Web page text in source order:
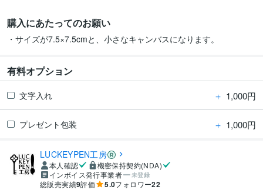
購入にあたってのお願い
・サイズが7.5×7.5cmと、小さなキャンバスになります。
有料オプション
文字入れ ＋ 1,000円
プレゼント包装 ＋ 1,000円
LUCKEYPEN工房
本人確認
機密保持契約(NDA)
インボイス発行事業者
未登録
総販売実績9評価 5.0フォロワー22